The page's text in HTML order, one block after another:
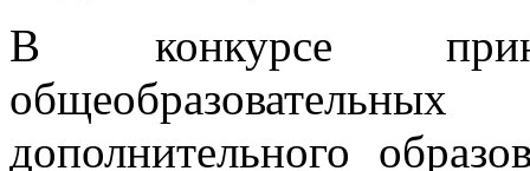
В конкурсе
дополнительного